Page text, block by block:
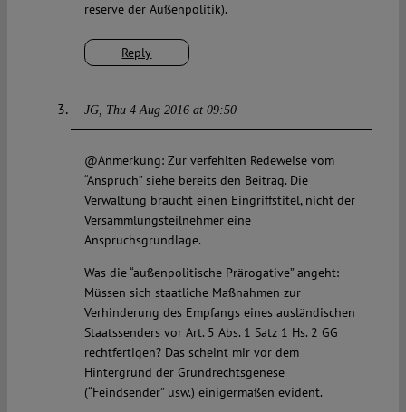
Reply
reserve der Außenpolitik).
JG Thu 4 Aug 2016 at 09:50
@Anmerkung: Zur verfehlten Redeweise vom
“Anspruch” siehe bereits den Beitrag. Die
Verwaltung braucht einen Eingriffstitel, nicht der
Versammlungsteilnehmer eine
Anspruchsgrundlage.
Was die “außenpolitische Prärogative” angeht:
Müssen sich staatliche Maßnahmen zur
Verhinderung des Empfangs eines ausländischen
Staatssenders vor Art. 5 Abs. 1 Satz 1 Hs. 2 GG
rechtfertigen? Das scheint mir vor dem
Hintergrund der Grundrechtsgenese
(“Feindsender” usw.) einigermaßen evident.